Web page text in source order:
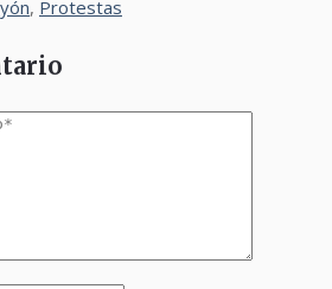
, Protestas